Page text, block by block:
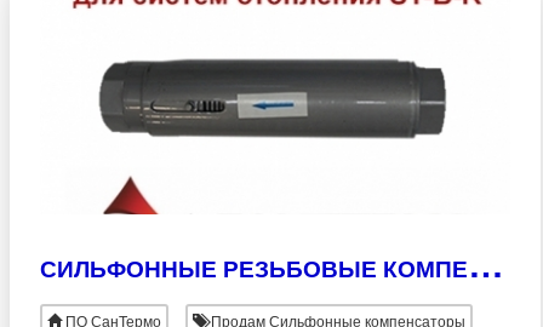
С
ИЛЬФОННЫЕ РЕЗЬБОВЫЕ КОМПЕНСАТОРЫ ДЛЯ СИСТЕМ ОТОПЛЕНИЯ ST-B-R
ПО СанТермо Продам Сильфонные компенсаторы